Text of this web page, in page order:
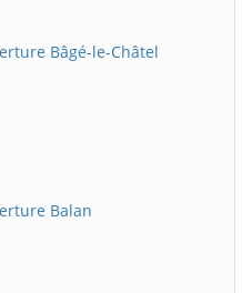
Bâgé-le-Châtel
Balan